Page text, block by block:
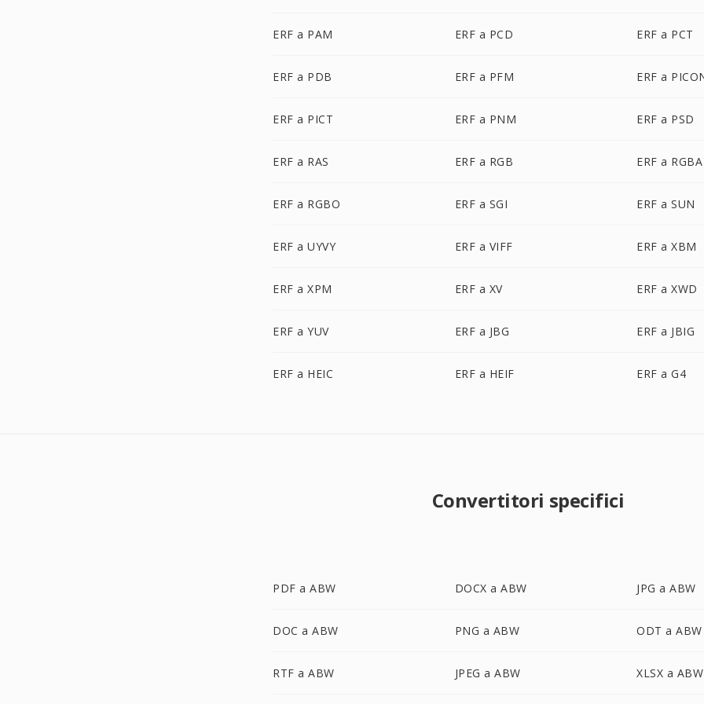
ERF a PAM ERF a PCD ERF a PCT
ERF a PDB ERF a PFM ERF a
ERF a PICT ERF a PNM ERF a PSD
ERF a RAS ERF a RGB ERF a RGBA
ERF a RGBO ERF a SGI ERF a SUN
ERF a UYVY ERF a VIFF ERF a XBM
ERF a XPM ERF a XV ERF a XWD
ERF a YUV ERF a JBG ERF a JBIG
ERF a HEIC ERF a HEIF ERF a G4
Convertitori specifici
PDF a ABW DOCX a ABW JPG a ABW
DOC a ABW PNG a ABW ODT a ABW
RTF a ABW JPEG a ABW XLSX a ABW